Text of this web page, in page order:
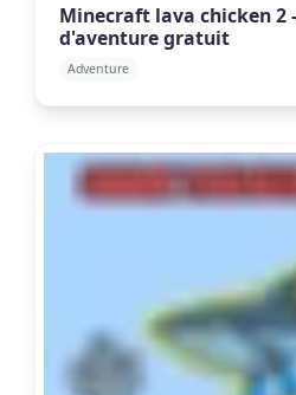
Minecraft lava chicken 2
d'aventure gratuit
Adventure